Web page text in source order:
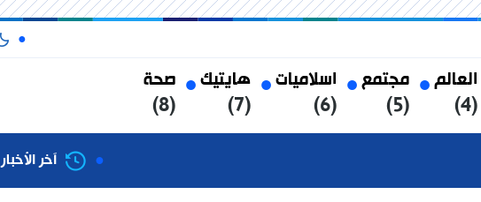
العالم
(4)
مجتمع
(5)
اسلاميات
(6)
هايتيك
(7)
صحة
(8)
آخر الأخبار